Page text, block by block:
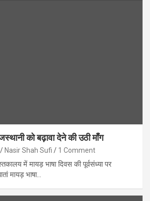
को बढ़ावा देने की उठी माँग
Nasir Shah Sufi 1 Comment
में मायड़ भाषा दिवस की पूर्वसंध्या पर
मायड़ भाषा…